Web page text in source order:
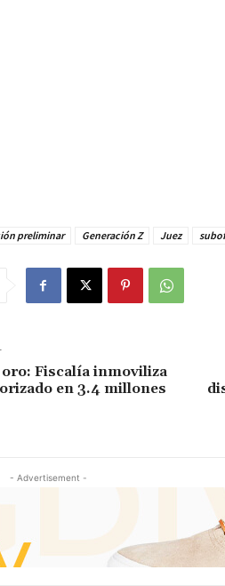
preliminar Generación Z Juez
Fiscalía inmoviliza
en 3.4 millones
- Advertisement -